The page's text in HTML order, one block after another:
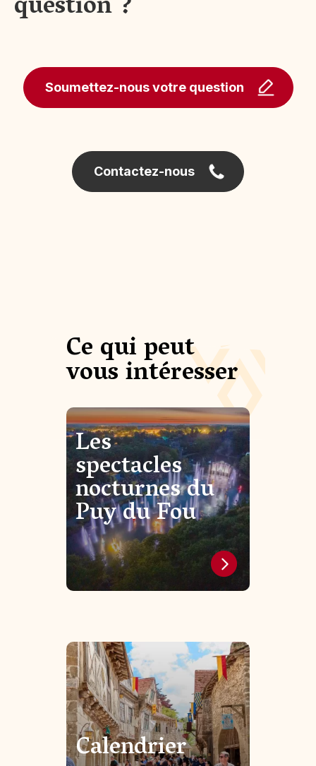
Soumettez-nous votre question
Contactez-nous
Ce qui peut
vous intéresser
Les
spectacles
nocturnes du
Puy du Fou
Calendrier